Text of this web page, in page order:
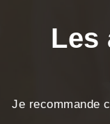
Les
Je recommande